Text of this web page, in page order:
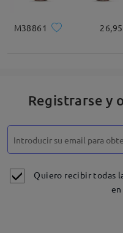
M38861
Registrarse y
Quiero recibir todas